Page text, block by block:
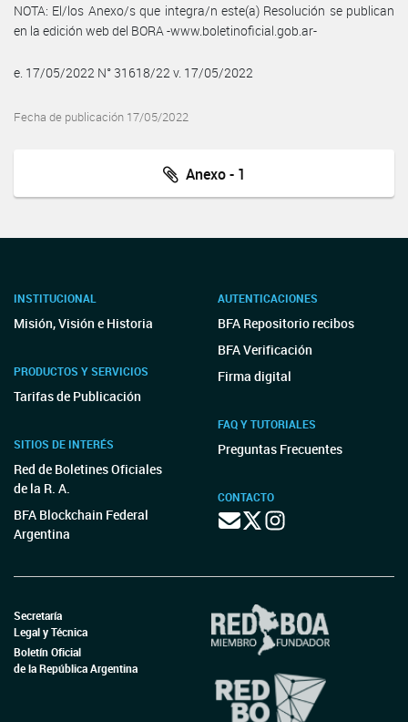
NOTA: El/los Anexo/s que integra/n este(a) Resolución se publican
en la edición web del BORA -www.boletinoficial.gob.ar-
e. 17/05/2022 N° 31618/22 v. 17/05/2022
Fecha de publicación 17/05/2022
Anexo - 1
INSTITUCIONAL
Misión, Visión e Historia
PRODUCTOS Y SERVICIOS
Tarifas de Publicación
SITIOS DE INTERÉS
Red de Boletines Oficiales
de la R. A.
BFA Blockchain Federal
Argentina
AUTENTICACIONES
BFA Repositorio recibos
BFA Verificación
Firma digital
FAQ Y TUTORIALES
Preguntas Frecuentes
CONTACTO
Secretaría
Legal y Técnica
Boletín Oficial
de la República Argentina